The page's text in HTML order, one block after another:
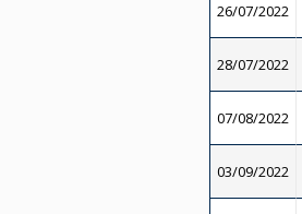
26/07/2022
28/07/2022
07/08/2022
03/09/2022